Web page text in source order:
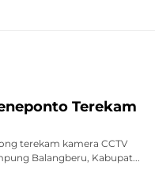
Terekam
terekam kamera CCTV
Balangberu, Kabupat...